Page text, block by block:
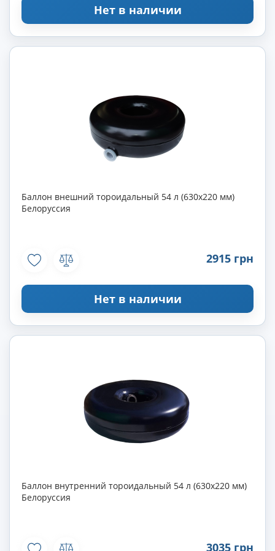
Нет в наличии
Баллон внешний тороидальный 54 л (630х220 мм)
Белоруссия
2915 грн
Нет в наличии
Баллон внутренний тороидальный 54 л (630х220 мм)
Белоруссия
3035 грн